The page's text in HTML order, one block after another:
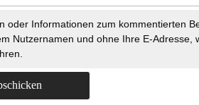
oder Informationen zum kommentierten
Nutzernamen und ohne Ihre E-Adresse,